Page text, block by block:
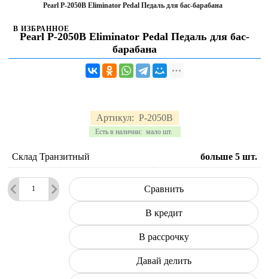
Pearl P-2050B Eliminator Pedal Педаль для бас-барабана
В ИЗБРАННОЕ
Pearl P-2050B Eliminator Pedal Педаль для бас-
барабана
Артикул: P-2050B
Есть в наличии: мало шт.
Склад Транзитный больше 5 шт.
Сравнить
В кредит
В рассрочку
Давай делить